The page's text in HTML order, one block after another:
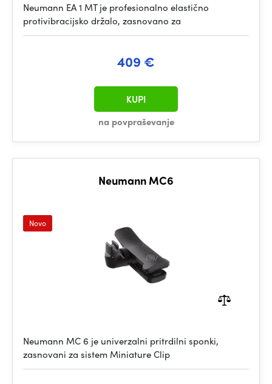
Neumann EA 1 MT je profesionalno elastično
protivibracijsko držalo, zasnovano za
409 €
na povpraševanje
KUPI
Neumann MC6
Novo
Neumann MC 6 je univerzalni pritrdilni sponki,
zasnovani za sistem Miniature Clip